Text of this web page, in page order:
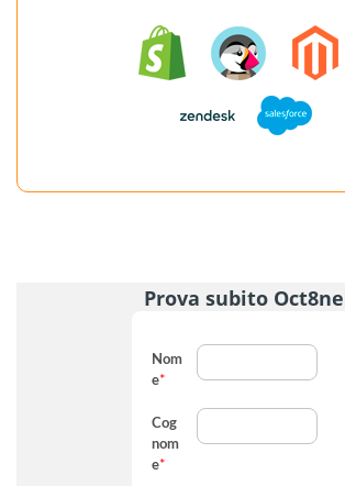
Prova subito
Nom
e*
Cog
nom
e*